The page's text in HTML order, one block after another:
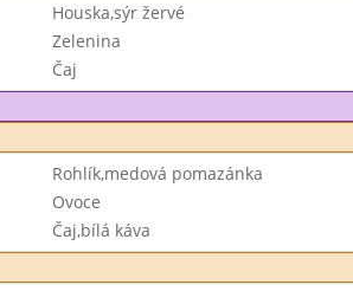
Houska,sýr žervé
Zelenina
Čaj
Rohlík,medová pomazánka
Ovoce
Čaj,bílá káva